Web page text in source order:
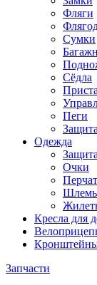
Фляги
Сумки
Сёдла
Пеги
Одежда
Очки
Кресла для
Запчасти